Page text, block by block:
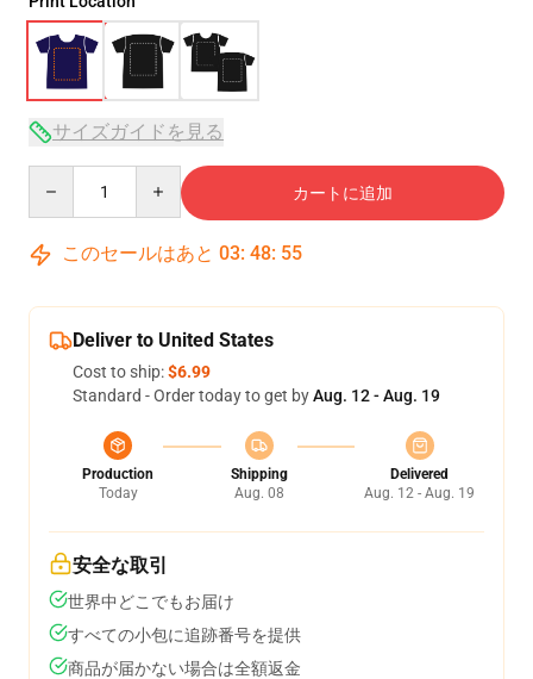
サイズガイドを見る
カートに追加
このセールはあと 03: 48: 54
Deliver to United States
Cost to ship:$6.99
Standard - Order today to get byAug. 12 - Aug. 19
Production
Today
Shipping
Aug. 08
Delivered
Aug. 12 - Aug. 19
安全な取引
世界中どこでもお届け
すべての小包に追跡番号を提供
商品が届かない場合は全額返金